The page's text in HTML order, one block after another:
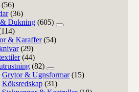
(56)
(36)
Dukning (605)
& Karaffer (54)
(29)
(44)
(82)
Grytor & Ugnsformar (15)
Köksredskap (31)